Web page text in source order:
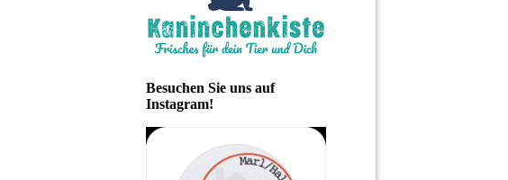
Besuchen Sie uns auf
Instagram!